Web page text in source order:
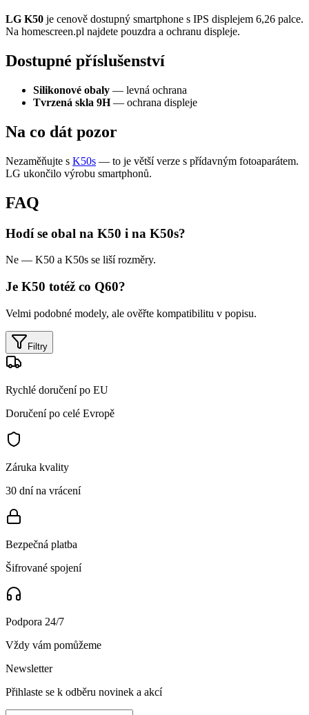
LG K50 je cenově dostupný smartphone s IPS displejem 6,26 palce.
Na homescreen.pl najdete pouzdra a ochranu displeje.
Dostupné příslušenství
Silikonové obaly — levná ochrana
Tvrzená skla 9H— ochrana displeje
Na co dát pozor
Nezaměňujte s K50s — to je větší verze s přídavným fotoaparátem.
LG ukončilo výrobu smartphonů.
FAQ
Hodí se obal na K50 i na K50s?
Ne — K50 a K50s se liší rozměry.
Je K50 totéž co Q60?
Velmi podobné modely, ale ověřte kompatibilitu v popisu.
Filtry
Rychlé doručení po EU
Doručení po celé Evropě
Záruka kvality
30 dní na vrácení
Bezpečná platba
Šifrované spojení
Podpora 24/7
Vždy vám pomůžeme
Newsletter
Přihlaste se k odběru novinek a akcí